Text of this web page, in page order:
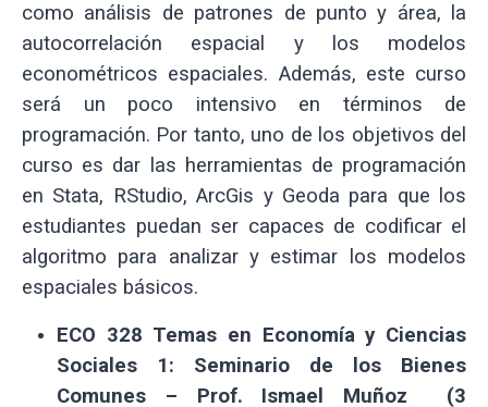
como análisis de patrones de punto y área, la
autocorrelación espacial y los modelos
econométricos espaciales. Además, este curso
será un poco intensivo en términos de
programación. Por tanto, uno de los objetivos del
curso es dar las herramientas de programación
en Stata, RStudio, ArcGis y Geoda para que los
estudiantes puedan ser capaces de codificar el
algoritmo para analizar y estimar los modelos
espaciales básicos.
ECO 328 Temas en Economía y Ciencias
Sociales 1: Seminario de los Bienes
Comunes – Prof. Ismael Muñoz (3